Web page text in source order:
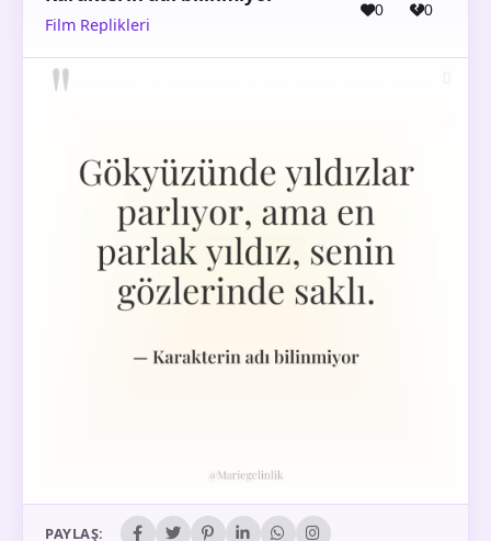
Film Replikleri
0 0
PAYLAŞ: